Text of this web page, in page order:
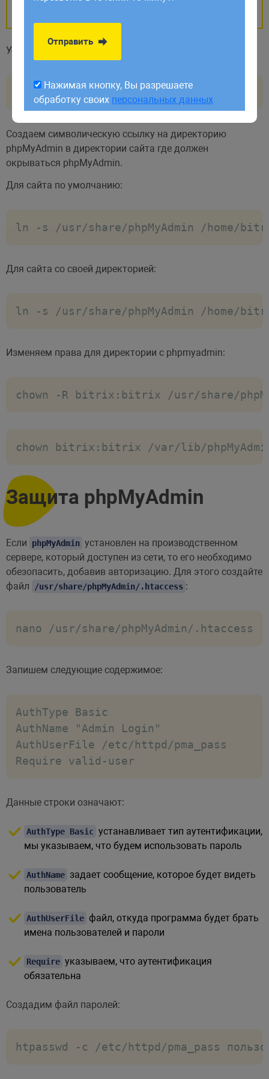
и Firebird.
Устанавливаем phpMyAdmin:
yum install -y phpmyadmin
Создаем символическую ссылку на директорию
phpMyAdmin в директории сайта где должен
окрываться phpMyAdmin.
Для сайта по умолчанию:
ln -s /usr/share/phpMyAdmin /home/
Для сайта со своей директорией:
ln -s /usr/share/phpMyAdmin /home/bitrix/
Изменяем права для директории с phpmyadmin:
chown -R bitrix:bitrix /usr/share/
chown bitrix:bitrix /var/lib/
Защита phpMyAdmin
Если phpMyAdmin установлен на производственном
сервере, который доступен из сети, то его необходимо
обезопасить, добавив авторизацию. Для этого создайте
файл
/usr/share/phpMyAdmin/.htaccess :
nano /usr/share/phpMyAdmin/.htaccess
Запишем следующие содержимое:
AuthType Basic
AuthName "Admin Login"
AuthUserFile /etc/httpd/pma_pass
Require valid-user
Данные строки означают:
AuthType Basic устанавливает тип аутентификации,
мы указываем, что будем использовать пароль
AuthName задает сообщение, которое будет видеть
пользователь
AuthUserFile файл, откуда программа будет брать
имена пользователей и пароли
Require указываем, что аутентификация
обязательна
Создадим файл паролей:
htpasswd -c /etc/httpd/pma_pass
обработку своихперсональных данных
Отправить
Нажимая кнопку, Вы разрешаете
обработку своих персональных данных